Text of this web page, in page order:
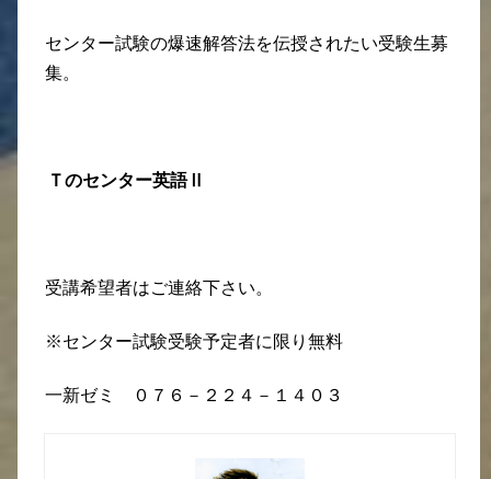
センター試験の爆速解答法を伝授されたい受験生募
集。
Ｔのセンター英語Ⅱ
受講希望者はご連絡下さい。
※センター試験受験予定者に限り無料
一新ゼミ ０７６－２２４－１４０３